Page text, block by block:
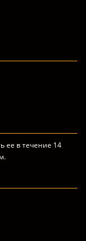
ее в течение 14
.